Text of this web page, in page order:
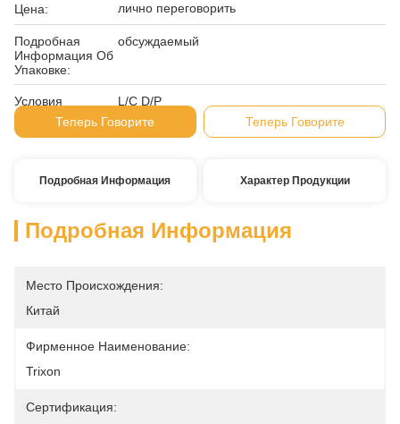
Цена: лично переговорить
Подробная
Информация Об
Упаковке:
обсуждаемый
Условия
Оплаты:
L/C D/P
Теперь Говорите
Теперь Говорите
Подробная Информация Характер Продукции
Подробная Информация
Место Происхождения:
Китай
Фирменное Наименование:
Trixon
Сертификация: